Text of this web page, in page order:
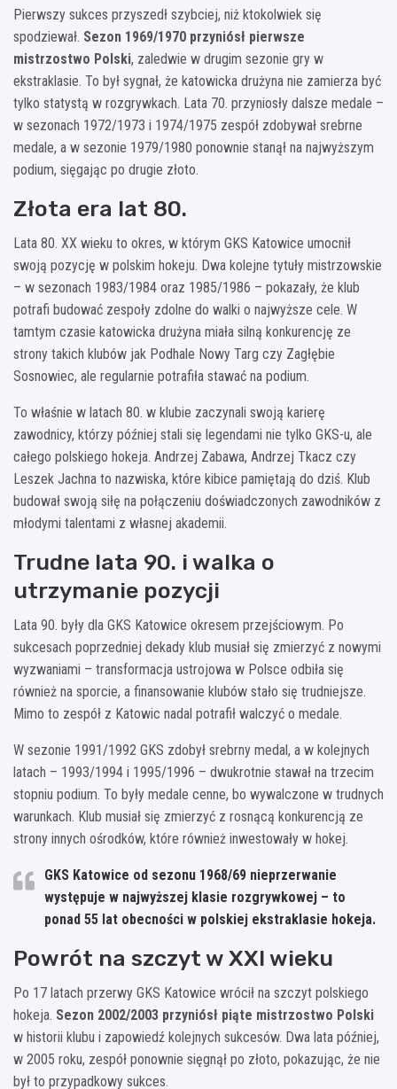
Pierwszy sukces przyszedł szybciej, niż ktokolwiek się
spodziewał. Sezon 1969/1970 przyniósł pierwsze
mistrzostwo Polski, zaledwie w drugim sezonie gry w
ekstraklasie. To był sygnał, że katowicka drużyna nie zamierza być
tylko statystą w rozgrywkach. Lata 70. przyniosły dalsze medale –
w sezonach 1972/1973 i 1974/1975 zespół zdobywał srebrne
medale, a w sezonie 1979/1980 ponownie stanął na najwyższym
podium, sięgając po drugie złoto.
Złota era lat 80.
Lata 80. XX wieku to okres, w którym GKS Katowice umocnił
swoją pozycję w polskim hokeju. Dwa kolejne tytuły mistrzowskie
– w sezonach 1983/1984 oraz 1985/1986 – pokazały, że klub
potrafi budować zespoły zdolne do walki o najwyższe cele. W
tamtym czasie katowicka drużyna miała silną konkurencję ze
strony takich klubów jak Podhale Nowy Targ czy Zagłębie
Sosnowiec, ale regularnie potrafiła stawać na podium.
To właśnie w latach 80. w klubie zaczynali swoją karierę
zawodnicy, którzy później stali się legendami nie tylko GKS-u, ale
całego polskiego hokeja. Andrzej Zabawa, Andrzej Tkacz czy
Leszek Jachna to nazwiska, które kibice pamiętają do dziś. Klub
budował swoją siłę na połączeniu doświadczonych zawodników z
młodymi talentami z własnej akademii.
Trudne lata 90. i walka o
utrzymanie pozycji
Lata 90. były dla GKS Katowice okresem przejściowym. Po
sukcesach poprzedniej dekady klub musiał się zmierzyć z nowymi
wyzwaniami – transformacja ustrojowa w Polsce odbiła się
również na sporcie, a finansowanie klubów stało się trudniejsze.
Mimo to zespół z Katowic nadal potrafił walczyć o medale.
W sezonie 1991/1992 GKS zdobył srebrny medal, a w kolejnych
latach – 1993/1994 i 1995/1996 – dwukrotnie stawał na trzecim
stopniu podium. To były medale cenne, bo wywalczone w trudnych
warunkach. Klub musiał się zmierzyć z rosnącą konkurencją ze
strony innych ośrodków, które również inwestowały w hokej.
GKS Katowice od sezonu 1968/69 nieprzerwanie
występuje w najwyższej klasie rozgrywkowej – to
ponad 55 lat obecności w polskiej ekstraklasie hokeja.
Powrót na szczyt w XXI wieku
Po 17 latach przerwy GKS Katowice wrócił na szczyt polskiego
hokeja. Sezon 2002/2003 przyniósł piąte mistrzostwo Polski
w historii klubu i zapowiedź kolejnych sukcesów. Dwa lata później,
w 2005 roku, zespół ponownie sięgnął po złoto, pokazując, że nie
był to przypadkowy sukces.